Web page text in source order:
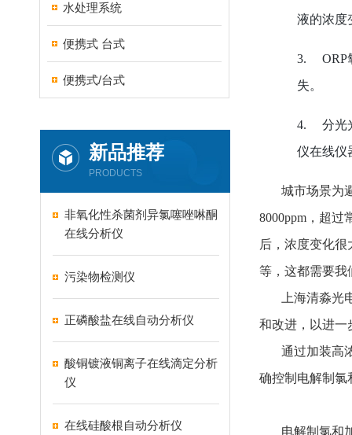
水处理系统
便携式 台式
便携式/台式
新品推荐
PRODUCTS
非氧化性杀菌剂异氯噻唑啉酮
在线分析仪
污染物检测仪
正磷酸盐在线自动分析仪
酸铜镀液铜离子在线滴定分析
仪
在线硅酸根自动分析仪
液的浓度
3.
ORP
失。
4.
分光
仪在线仪
城市场景为
8000ppm，超过
后，浓度变化
等，这都需要我
上海清淼
和改进，以进一
通过加装高
确控制电解制氯
电解制氯和